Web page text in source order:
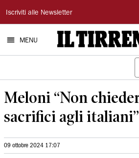
Il
Tirreno
Iscriviti alle Newsletter
MENU
Meloni “Non
sacrifici agli italiani”
09 ottobre 2024 17:07